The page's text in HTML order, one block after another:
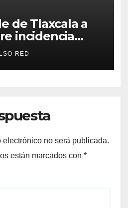
de Tlaxcala a
incidencia
trabajo
RED
electrónico no será publicada.
están marcados con *